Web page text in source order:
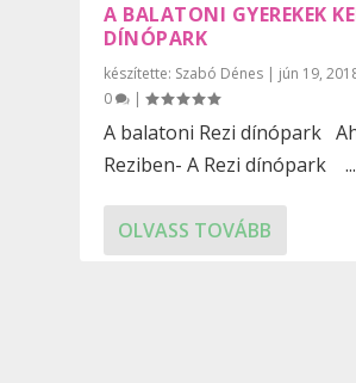
A BALATONI GYEREKEK
DÍNÓPARK
készítette: Szabó Dénes | jún 19,
0
|
A balatoni Rezi dínópark
Reziben- A Rezi dínópark ...
OLVASS TOVÁBB